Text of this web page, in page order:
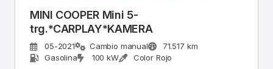
MINI COOPER Mini 5-
trg.*CARPLAY*KAMERA
05-2021 Cambio manual
71.517 km
Gasolina
100 kW Color Rojo